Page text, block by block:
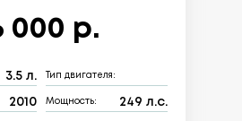
000 р.
3.5 л. Тип двигателя:
2010 Мощность: 249 л.с.